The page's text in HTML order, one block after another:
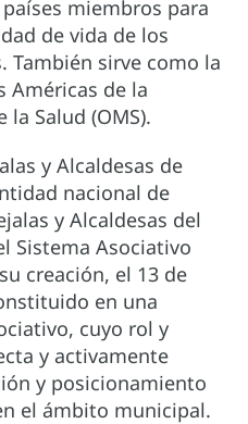
miembros para
de vida de los
También sirve como la
Américas de la
Salud (OMS).
y Alcaldesas de
nacional de
y Alcaldesas del
Sistema Asociativo
creación, el 13 de
en una
cuyo rol y
y activamente
y posicionamiento
el ámbito municipal.